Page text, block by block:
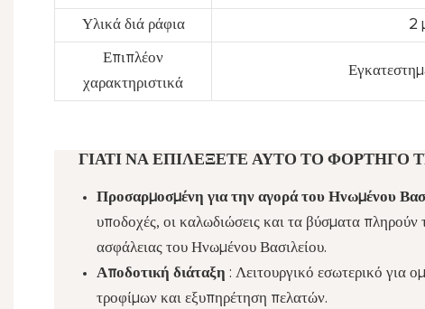
Υλικά διά ράφια 2
Επιπλέον
χαρακτηριστικά
ΓΙΑΤΊ ΝΑ ΕΠΙΛΈΞΕΤΕ ΑΥΤΌ ΤΟ ΦΟΡΤΗΓΌ
Προσαρμοσμένη για την αγορά του Ηνωμένου
υποδοχές, οι καλωδιώσεις και τα βύσματα πληρούν
ασφάλειας του Ηνωμένου Βασιλείου.
Αποδοτική διάταξη: Λειτουργικό εσωτερικό για
τροφίμων και εξυπηρέτηση πελατών.